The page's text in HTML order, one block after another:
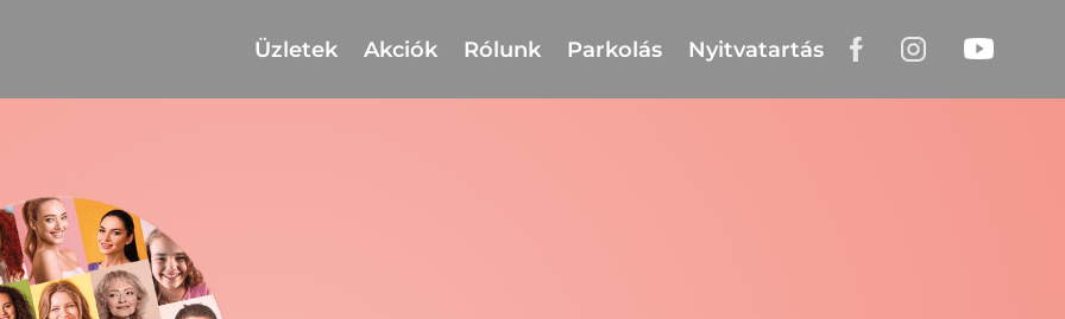
Üzletek Akciók Rólunk Parkolás Nyitvatartás